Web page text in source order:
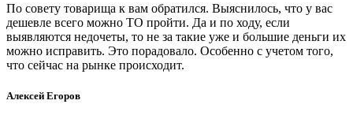
По совету товарища к вам обратился. Выяснилось, что у вас
дешевле всего можно ТО пройти. Да и по ходу, если
выявляются недочеты, то не за такие уже и большие деньги их
можно исправить. Это порадовало. Особенно с учетом того,
что сейчас на рынке происходит.
Алексей Егоров